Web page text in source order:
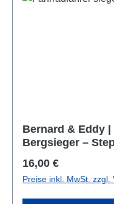
Bernard & Eddy
Bergsieger –
Regulärer Preis:
16,00 €
Preise inkl. MwSt. zzgl.